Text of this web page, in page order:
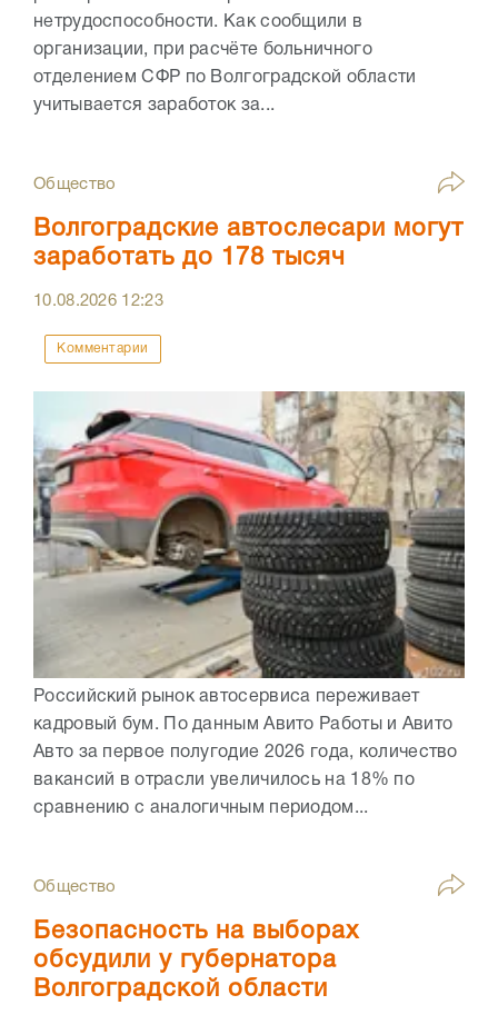
нетрудоспособности. Как сообщили в
организации, при расчёте больничного
отделением СФР по Волгоградской области
учитывается заработок за...
Общество
Волгоградские автослесари могут
заработать до 178 тысяч
10.08.2026 12:23
Комментарии
Российский рынок автосервиса переживает
кадровый бум. По данным Авито Работы и Авито
Авто за первое полугодие 2026 года, количество
вакансий в отрасли увеличилось на 18% по
сравнению с аналогичным периодом...
Общество
Безопасность на выборах
обсудили у губернатора
Волгоградской области